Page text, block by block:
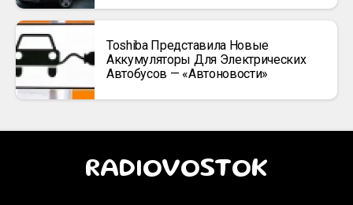
Toshiba Представила Новые
Аккумуляторы Для Электрических
Автобусов — «Автоновости»
RADIOVOSTOK